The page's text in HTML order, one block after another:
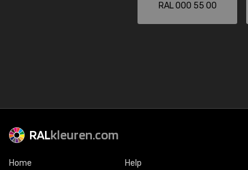
RAL 000 55 00
RALkleuren.com
Home Help